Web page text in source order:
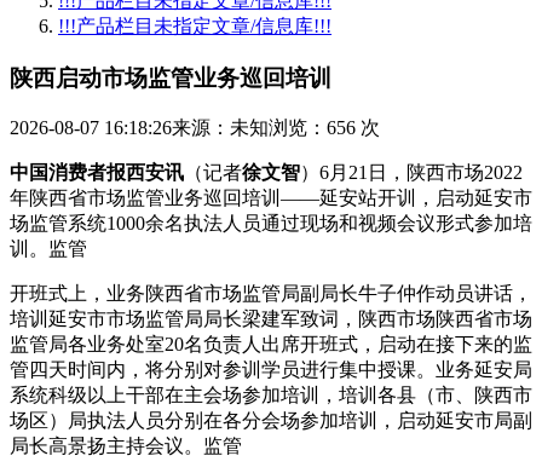
!!!产品栏目未指定文章/信息库!!!
陕西启动市场监管业务巡回培训
2026-08-07 16:18:26来源：未知浏览：656 次
中国消费者报西安讯 （记者徐文智）6月21日，陕西市场2022
年陕西省市场监管业务巡回培训——延安站开训，启动延安市
场监管系统1000余名执法人员通过现场和视频会议形式参加培
训。监管
开班式上，业务陕西省市场监管局副局长牛子仲作动员讲话，
培训延安市市场监管局局长梁建军致词，陕西市场陕西省市场
监管局各业务处室20名负责人出席开班式，启动在接下来的监
管四天时间内，将分别对参训学员进行集中授课。业务延安局
系统科级以上干部在主会场参加培训，培训各县（市、陕西市
场区）局执法人员分别在各分会场参加培训，启动延安市局副
局长高景扬主持会议。监管